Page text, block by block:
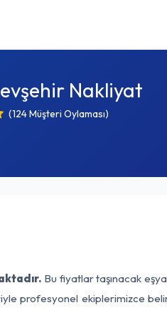
Nakliyat
(124 Müşteri Oylaması)
Bu fiyatlar taşınacak
profesyonel ekiplerimizce